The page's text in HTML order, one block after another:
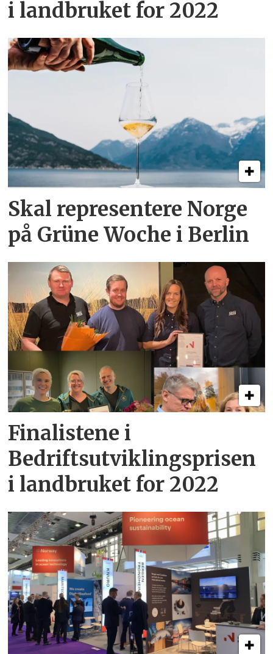
i landbruket for 2022
Skal representere Norge
på Grüne Woche i Berlin
Finalistene i
Bedriftsutviklingsprisen
i landbruket for 2022